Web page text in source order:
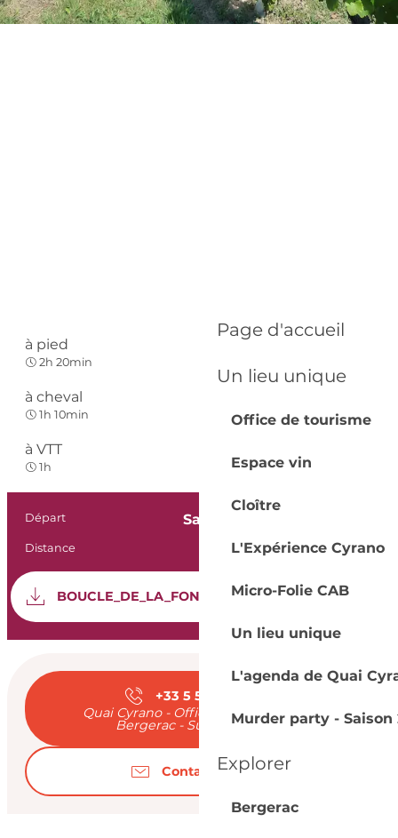
Page d'accueil
Un lieu unique
Office de tourisme
Espace vin
Cloître
L'Expérience Cyrano
Micro-Folie CAB
Un lieu unique
L'agenda de Quai
Murder party - Saison
Explorer
Bergerac
à pied
2h 20min
à cheval
1h 10min
à VTT
1h
Informations
Départ Saint-Laurent-des-Vignes
Distance 7.0 km
Documentation
BOUCLE_DE_LA_FONTAINE
Ouverture et
+33 5 53 57 03
Quai Cyrano - Office de Tourisme de
Bergerac - Sud Dordogne
Contactez-nous